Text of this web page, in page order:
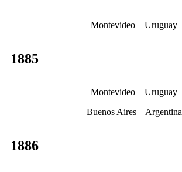
Montevideo – Uruguay
1885
Montevideo – Uruguay
Buenos Aires – Argentina
1886